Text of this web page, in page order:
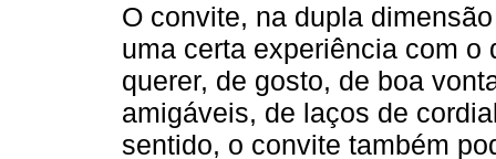
O convite, na dupla
uma certa experiência com
querer, de gosto, de boa
amigáveis, de laços de
sentido, o convite também